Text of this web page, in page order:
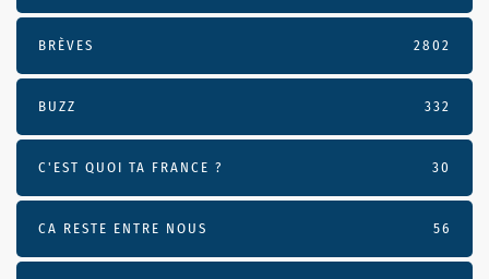
BRÈVES 2802
BUZZ 332
C'EST QUOI TA FRANCE ? 30
CA RESTE ENTRE NOUS 56